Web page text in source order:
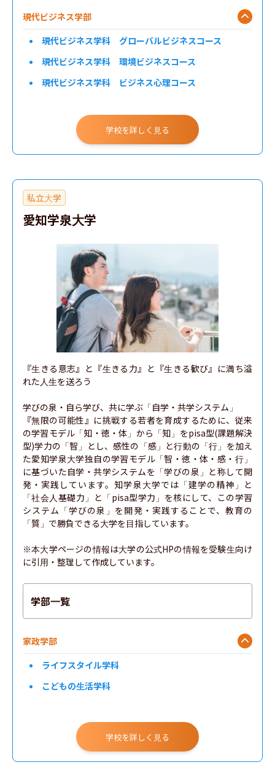
現代ビジネス学部
現代ビジネス学科 グローバルビジネスコース
現代ビジネス学科 環境ビジネスコース
現代ビジネス学科 ビジネス心理コース
学校を詳しく見る
私立大学
愛知学泉大学
『生きる意志』と『生きる力』と『生きる歓び』に満ち溢
れた人生を送ろう
学びの泉・自ら学び、共に学ぶ「自学・共学システム」
『無限の可能性』に挑戦する若者を育成するために、従来
の学習モデル「知・徳・体」から「知」をpisa型(課題解決
型)学力の「智」とし、感性の「感」と行動の「行」を加え
た愛知学泉大学独自の学習モデル「智・徳・体・感・行」
に基づいた自学・共学システムを「学びの泉」と称して開
発・実践しています。知学泉大学では「建学の精神」と
「社会人基礎力」と「pisa型学力」を核にして、この学習
システム「学びの泉」を開発・実践することで、教育の
「質」で勝負できる大学を目指しています。
※本大学ページの情報は大学の公式HPの情報を受験生向け
に引用・整理して作成しています。
学部一覧
家政学部
ライフスタイル学科
こどもの生活学科
学校を詳しく見る